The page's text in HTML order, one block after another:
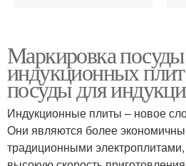
Индукционная плита
Блины на индукционной
электроплите
Маркировка
индукционных
посуды для
Индукционные плиты – новое
Они являются более
традиционными